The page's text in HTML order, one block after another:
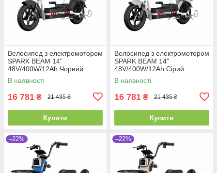
Велосипед з електромотором
SPARK BEAM 14"
48V/400W/12Ah Чорний
В наявності
16 781 ₴ 21 435 ₴
Купити
Велосипед з електромотором
SPARK BEAM 14"
48V/400W/12Ah Сірий
В наявності
16 781 ₴ 21 435 ₴
Купити
–22% –22%